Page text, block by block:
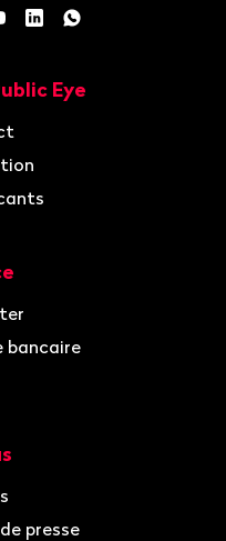
LinkedInWhatsApp
Eye
bancaire
presse